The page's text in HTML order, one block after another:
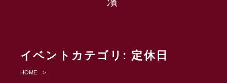
イベントカテゴリ: 定休日
HOME >